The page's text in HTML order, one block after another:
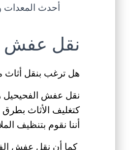
أحدث المعدات و
نقل عفش
هل ترغب بنقل
نقل عفش الفحيحيل
كتغليف الأثاث بطرق
أننا نقوم بتنظيف
كما أن نقل عفش